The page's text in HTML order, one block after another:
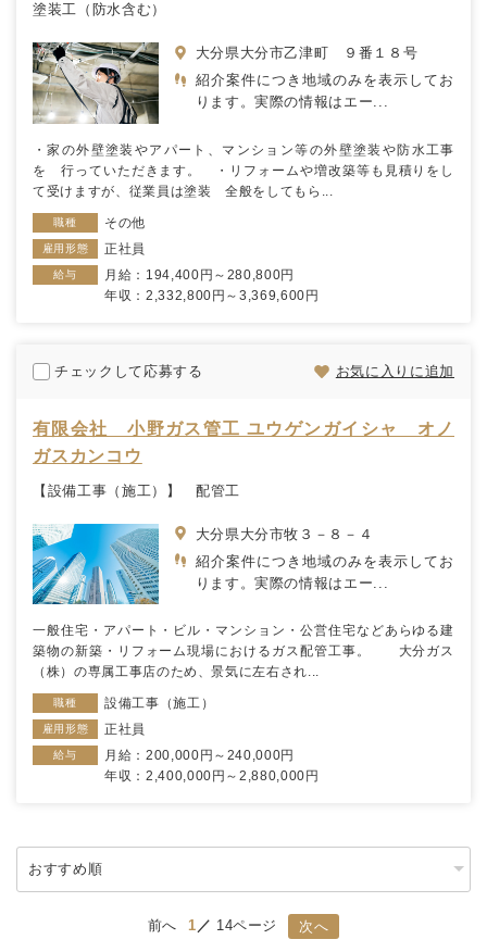
塗装工（防水含む）
大分県大分市乙津町 ９番１８号
紹介案件につき地域のみを表示してお
ります。実際の情報はエー...
・家の外壁塗装やアパート、マンション等の外壁塗装や防水工事
を 行っていただきます。 ・リフォームや増改築等も見積りをし
て受けますが、従業員は塗装 全般をしてもら...
職種 その他
雇用形態 正社員
給与
月給：194,400円～280,800円
年収：2,332,800円～3,369,600円
チェックして応募する お気に入りに追加
有限会社 小野ガス管工 ユウゲンガイシャ オノ
ガスカンコウ
【設備工事（施工）】 配管工
大分県大分市牧３－８－４
紹介案件につき地域のみを表示してお
ります。実際の情報はエー...
一般住宅・アパート・ビル・マンション・公営住宅などあらゆる建
築物の新築・リフォーム現場におけるガス配管工事。 大分ガス
（株）の専属工事店のため、景気に左右され...
職種 設備工事（施工）
雇用形態 正社員
給与
月給：200,000円～240,000円
年収：2,400,000円～2,880,000円
前へ 1 14ページ 次へ